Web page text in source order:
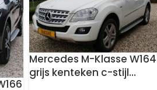
Mercedes M-Klasse W164
grijs kenteken c-stijl